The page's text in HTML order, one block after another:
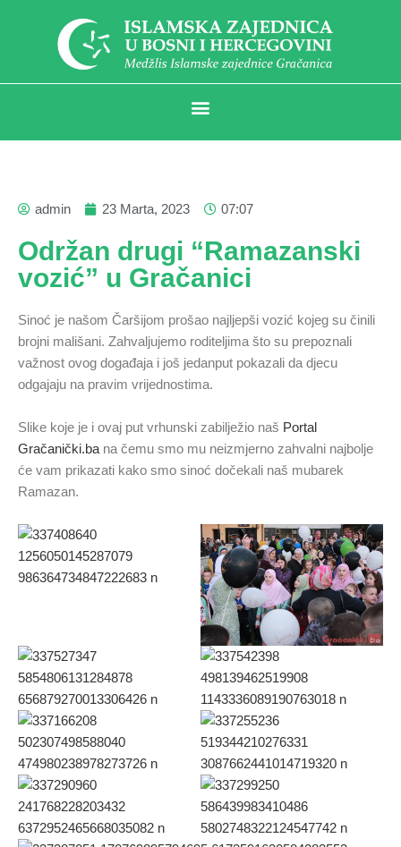
admin 23 Marta, 2023 07:07
Održan drugi “Ramazanski
vozić” u Gračanici
Sinoć je našom Čaršijom prošao najljepši vozić kojeg su činili
brojni mališani. Zahvaljujemo roditeljima što su prepoznali
važnost ovog događaja i još jedanput pokazali da djecu
odgajaju na pravim vrijednostima.
Slike koje je i ovaj put vrhunski zabilježio naš Portal
Gračanički.ba na čemu smo mu neizmjerno zahvalni najbolje
će vam prikazati kako smo sinoć dočekali naš mubarek
Ramazan.